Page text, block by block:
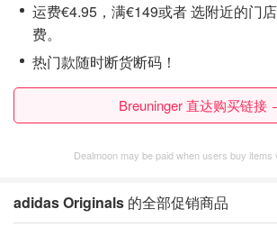
运费€4.95，满€149或者 选附近的门
费。
热门款随时断货断码！
Breuninger 直达购买链接
Dealmoon may be paid when users buy items
adidas Originals 的全部促销商品